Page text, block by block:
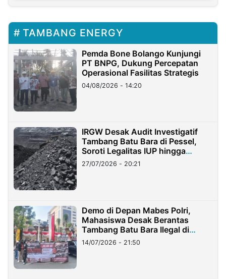
TAMBANG ENERGY
Pemda Bone Bolango Kunjungi
PT BNPG, Dukung Percepatan
Operasional Fasilitas Strategis
04/08/2026 - 14:20
IRGW Desak Audit Investigatif
Tambang Batu Bara di Pessel,
Soroti Legalitas IUP hingga
Stockpile
27/07/2026 - 20:21
Demo di Depan Mabes Polri,
Mahasiswa Desak Berantas
Tambang Batu Bara Ilegal di
Lampung
14/07/2026 - 21:50